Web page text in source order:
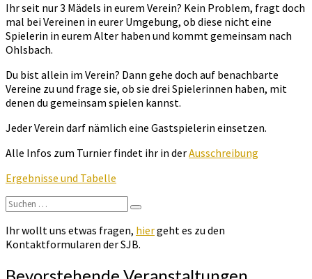
Ihr seit nur 3 Mädels in eurem Verein? Kein Problem, fragt doch
mal bei Vereinen in eurer Umgebung, ob diese nicht eine
Spielerin in eurem Alter haben und kommt gemeinsam nach
Ohlsbach.
Du bist allein im Verein? Dann gehe doch auf benachbarte
Vereine zu und frage sie, ob sie drei Spielerinnen haben, mit
denen du gemeinsam spielen kannst.
Jeder Verein darf nämlich eine Gastspielerin einsetzen.
Alle Infos zum Turnier findet ihr in derAusschreibung
Ergebnisse und Tabelle
Suchen
nach:
Suchen
Ihr wollt uns etwas fragen, hiergeht es zu den
Kontaktformularen der SJB.